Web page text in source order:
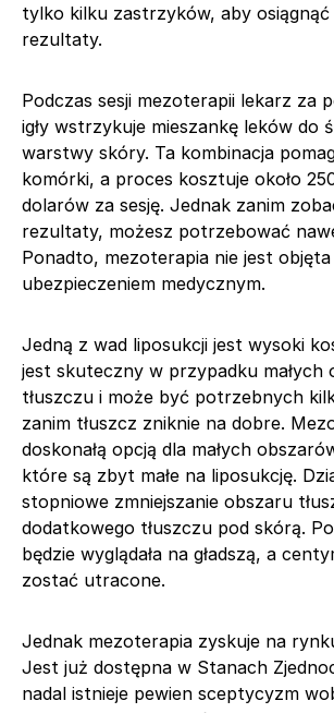
tylko kilku zastrzyków, aby osiągnąć
rezultaty.
Podczas sesji mezoterapii lekarz za
igły wstrzykuje mieszankę leków do
warstwy skóry. Ta kombinacja
komórki, a proces kosztuje około
dolarów za sesję. Jednak zanim
rezultaty, możesz potrzebować
Ponadto, mezoterapia nie jest objęta
ubezpieczeniem medycznym.
Jedną z wad liposukcji jest wysoki
jest skuteczny w przypadku małych
tłuszczu i może być potrzebnych
zanim tłuszcz zniknie na dobre.
doskonałą opcją dla małych
które są zbyt małe na liposukcję.
stopniowe zmniejszanie obszaru
dodatkowego tłuszczu pod skórą.
będzie wyglądała na gładszą, a
zostać utracone.
Jednak mezoterapia zyskuje na
Jest już dostępna w Stanach
nadal istnieje pewien sceptycyzm